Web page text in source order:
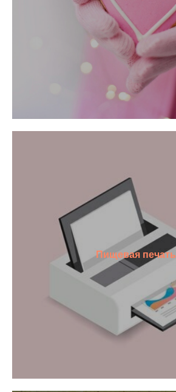
Пищевая печать